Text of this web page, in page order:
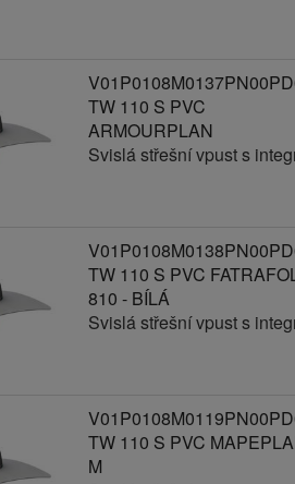
TW 110 S PVC
ARMOURPLAN
Svislá střešní vpust s
TW 110 S PVC
810 - BÍLÁ
Svislá střešní vpust s
TW 110 S PVC
M